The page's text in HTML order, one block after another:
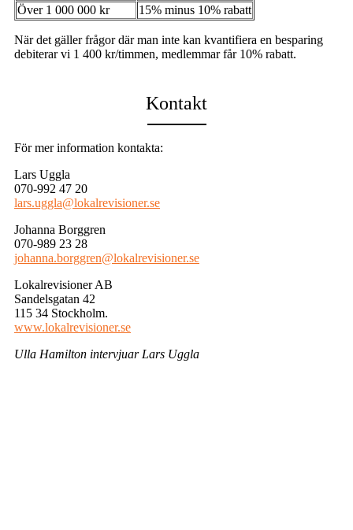
Över 1 000 000 kr 15% minus 10% rabatt
När det gäller frågor där man inte kan kvantifiera en besparing
debiterar vi 1 400 kr/timmen, medlemmar får 10% rabatt.
Kontakt
För mer information kontakta:
Lars Uggla
070-992 47 20
lars.uggla@lokalrevisioner.se
Johanna Borggren
070-989 23 28
johanna.borggren@lokalrevisioner.se
Lokalrevisioner AB
Sandelsgatan 42
115 34 Stockholm.
www.lokalrevisioner.se
Ulla Hamilton intervjuar Lars Uggla